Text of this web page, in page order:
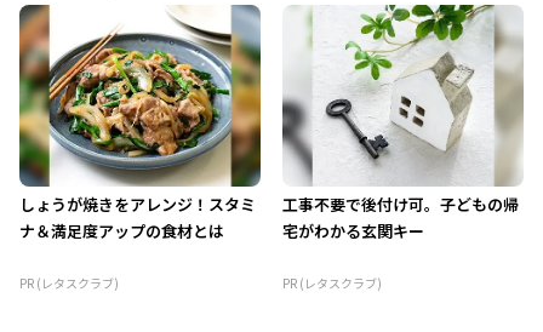
しょうが焼きをアレンジ！スタミ
ナ＆満足度アップの食材とは
PR (レタスクラブ)
工事不要で後付け可。子どもの帰
宅がわかる玄関キー
PR (レタスクラブ)